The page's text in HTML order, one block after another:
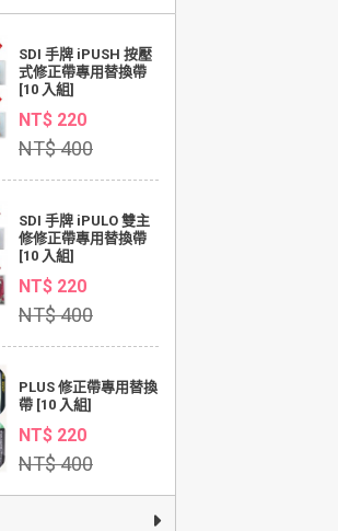
SDI 手牌 iPUSH 按壓
式修正帶專用替換帶
[10 入組]
NT$ 220
NT$ 400
SDI 手牌 iPULO 雙主
修修正帶專用替換帶
[10 入組]
NT$ 220
NT$ 400
PLUS 修正帶專用替換
帶 [10 入組]
NT$ 220
NT$ 400